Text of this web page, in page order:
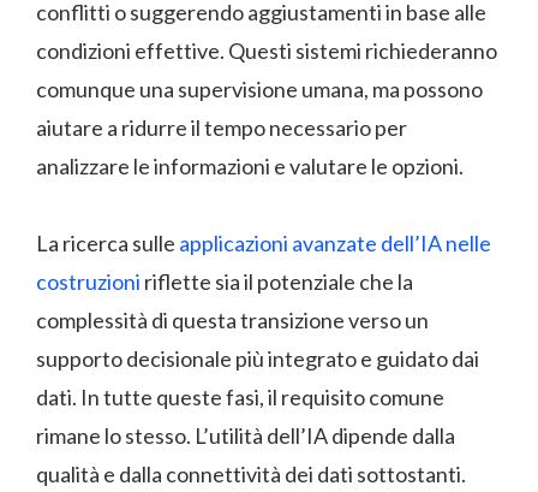
conflitti o suggerendo aggiustamenti in base alle
condizioni effettive. Questi sistemi richiederanno
comunque una supervisione umana, ma possono
aiutare a ridurre il tempo necessario per
analizzare le informazioni e valutare le opzioni.
La ricerca sulle applicazioni avanzate dell’IA nelle
costruzioni riflette sia il potenziale che la
complessità di questa transizione verso un
supporto decisionale più integrato e guidato dai
dati. In tutte queste fasi, il requisito comune
rimane lo stesso. L’utilità dell’IA dipende dalla
qualità e dalla connettività dei dati sottostanti.